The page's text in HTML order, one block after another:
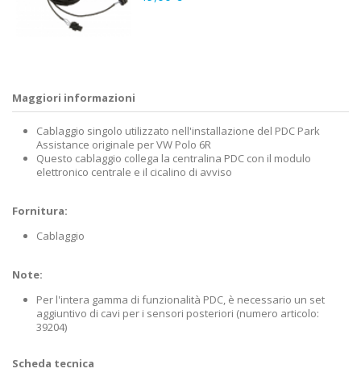
Maggiori informazioni
Cablaggio singolo utilizzato nell'installazione del PDC Park
Assistance originale per VW Polo 6R
Questo cablaggio collega la centralina PDC con il modulo
elettronico centrale e il cicalino di avviso
Fornitura:
Cablaggio
Note:
Per l'intera gamma di funzionalità PDC, è necessario un set
aggiuntivo di cavi per i sensori posteriori (numero articolo:
39204)
Scheda tecnica